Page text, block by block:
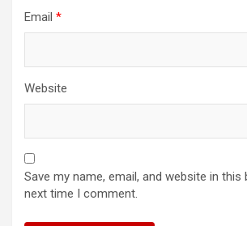
Email *
Website
Save my name, email, and website in
next time I comment.